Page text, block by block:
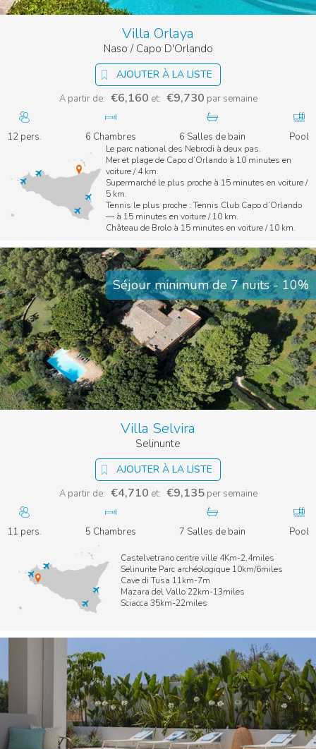
tous les cas, nous avons la solution qui vous convient. Pour
sur tous les équipements disponibles et quelques conseils sur
les environs. Consultez notre ample catalogue pour découvrir
location en Sicile avec piscine.
AJOUTER À LA LISTE
Villa Orlaya
Naso / Capo D'Orlando
A partir de: €6,160 et: €9,730 par semaine
12 pers. 6 Chambres 6 Salles de bain Pool
Le parc national des Nebrodi à deux pas.
Mer et plage de Capo d’Orlando à 10 minutes en
voiture / 4 km.
Supermarché le plus proche à 15 minutes en voiture /
5 km.
Tennis le plus proche : Tennis Club Capo d’Orlando
— à 15 minutes en voiture / 10 km.
Château de Brolo à 15 minutes en voiture / 10 km.
Séjour minimum de 7 nuits - 10%
AJOUTER À LA LISTE
Villa Selvira
Selinunte
A partir de: €4,710 et: €9,135per semaine
11 pers. 5 Chambres 7 Salles de bain Pool
Castelvetrano centre ville 4Km-2,4miles
Selinunte Parc archéologique 10km/6miles
Cave di Tusa 11km-7m
Mazara del Vallo 22km-13miles
Sciacca 35km-22miles